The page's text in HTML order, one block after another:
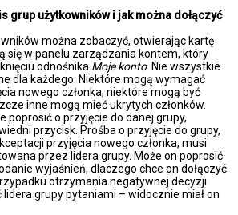
grup użytkowników i jak można dołączyć
można zobaczyć, otwierając kartę
się w panelu zarządzania kontem, który
odnośnika Moje konto. Nie wszystkie
dla każdego. Niektóre mogą wymagać
nowego członka, niektóre mogą być
inne mogą mieć ukrytych członków.
poprosić o przyjęcie do danej grupy,
przycisk. Prośba o przyjęcie do grupy,
przyjęcia nowego członka, musi
przez lidera grupy. Może on poprosić
wyjaśnień, dlaczego chce on dołączyć
otrzymania negatywnej decyzji
lidera grupy pytaniami – widocznie miał on